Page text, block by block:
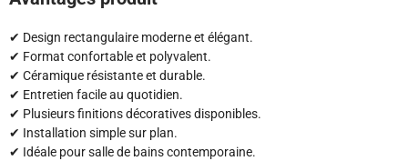
✔ Design rectangulaire moderne et élégant.
✔ Format confortable et polyvalent.
✔ Céramique résistante et durable.
✔ Entretien facile au quotidien.
✔ Plusieurs finitions décoratives disponibles.
✔ Installation simple sur plan.
✔ Idéale pour salle de bains contemporaine.